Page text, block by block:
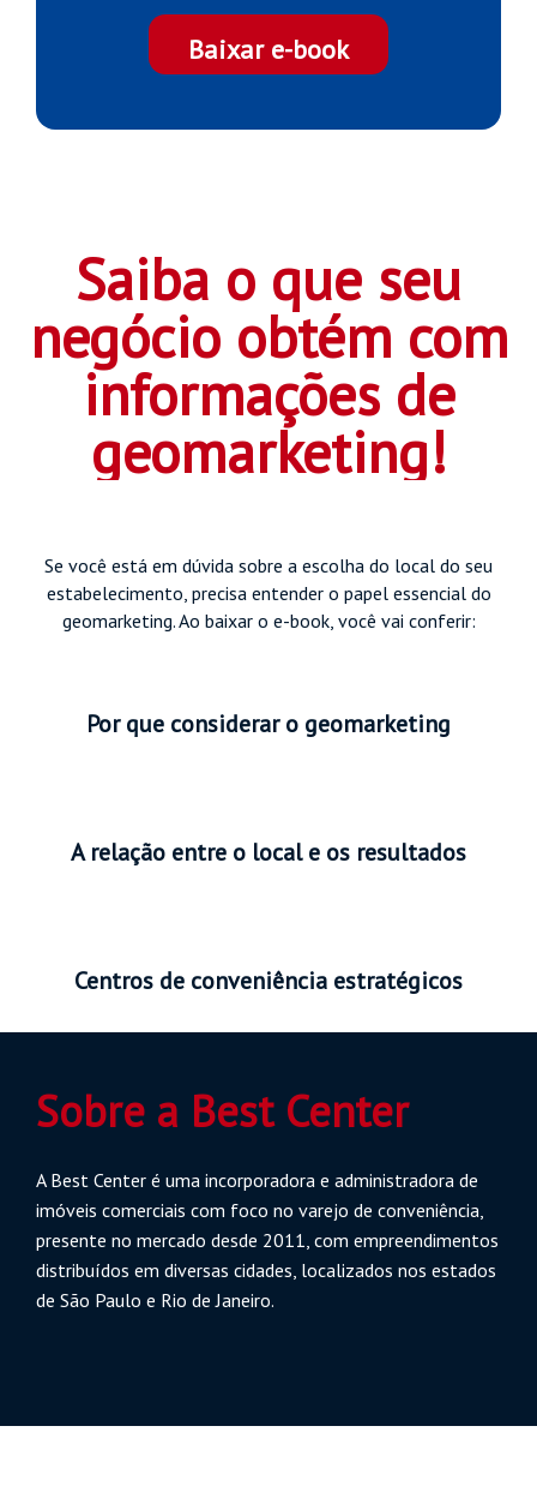
Baixar e-book
Saiba o que seu
negócio obtém com
informações de
geomarketing!
Se você está em dúvida sobre a escolha do local do seu
estabelecimento, precisa entender o papel essencial do
geomarketing. Ao baixar o e-book, você vai conferir:
Por que considerar o geomarketing
A relação entre o local e os resultados
Centros de conveniência estratégicos
Sobre a Best Center
A Best Center é uma incorporadora e administradora de
imóveis comerciais com foco no varejo de conveniência,
presente no mercado desde 2011, com empreendimentos
distribuídos em diversas cidades, localizados nos estados
de São Paulo e Rio de Janeiro.